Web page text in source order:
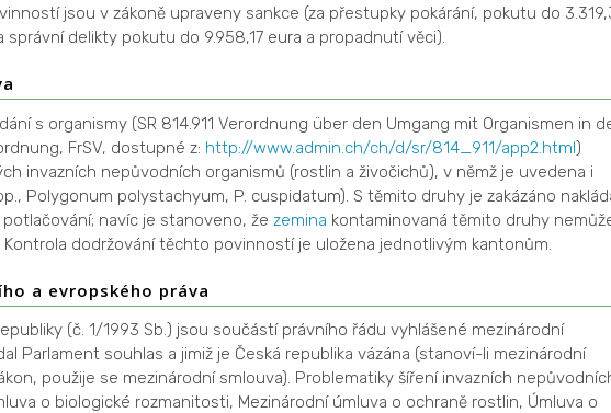
jsou v zákoně upraveny sankce (za přestupky pokárání, pokutu do
správní delikty pokutu do 9.958,17 eura a propadnutí věci).
s organismy (SR 814.911 Verordnung über den Umgang mit Organismen in
FrSV, dostupné z: http://www.admin.ch/ch/d/sr/814_911/app2.html)
invazních nepůvodních organismů (rostlin a živočichů), v němž je uvedena i
Polygonum polystachyum, P. cuspidatum). S těmito druhy je zakázáno
navíc je stanoveno, že zemina kontaminovaná těmito druhy
dodržování těchto povinností je uložena jednotlivým kantonům.
a evropského práva
(č. 1/1993 Sb.) jsou součástí právního řádu vyhlášené mezinárodní
Parlament souhlas a jimiž je Česká republika vázána (stanoví-li mezinárodní
použije se mezinárodní smlouva). Problematiky šíření invazních
o biologické rozmanitosti, Mezinárodní úmluva o ochraně rostlin, Úmluva o